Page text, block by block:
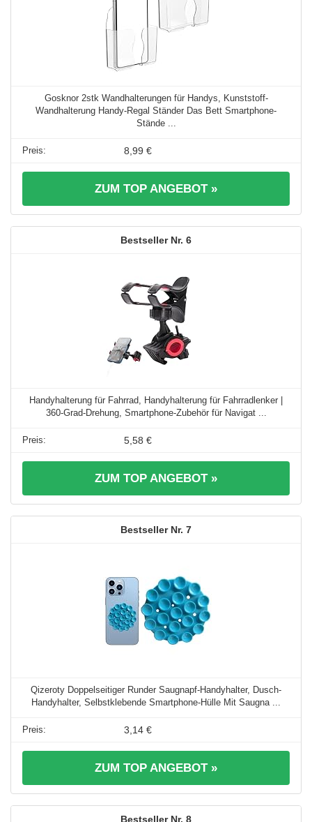
Gosknor 2stk Wandhalterungen für Handys, Kunststoff-
Wandhalterung Handy-Regal Ständer Das Bett Smartphone-
Stände ...
8,99 €
ZUM TOP ANGEBOT »
6
Handyhalterung für Fahrrad, Handyhalterung für Fahrradlenker |
360-Grad-Drehung, Smartphone-Zubehör für Navigat ...
5,58 €
ZUM TOP ANGEBOT »
7
Qizeroty Doppelseitiger Runder Saugnapf-Handyhalter, Dusch-
Handyhalter, Selbstklebende Smartphone-Hülle Mit Saugna ...
3,14 €
ZUM TOP ANGEBOT »
8